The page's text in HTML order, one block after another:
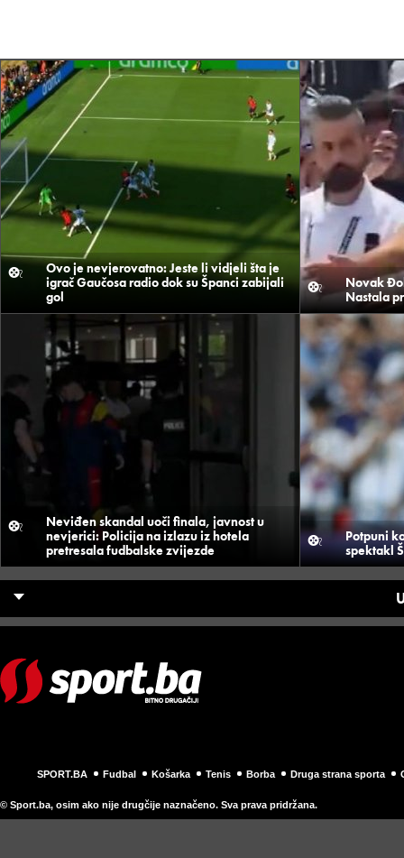
Ovo je nevjerovatno: Jeste li vidjeli šta je
igrač Gaučosa radio dok su Španci zabijali
gol
Novak
Nastala
Neviđen skandal uoči finala, javnost u
nevjerici: Policija na izlazu iz hotela
pretresala fudbalske zvijezde
Potpuni
spektakl
SPORT.BA Fudbal Košarka Tenis Borba Druga strana sporta
© Sport.ba, osim ako nije drugčije naznačeno. Sva prava pridržana.